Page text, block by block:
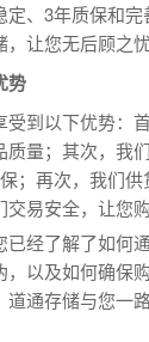
定、3年质保和
让您无后顾之忧
势
到以下优势：
质量；其次，我
；再次，我们
易安全，让您购
已经了解了如何
以及如何确保
道通存储与您一